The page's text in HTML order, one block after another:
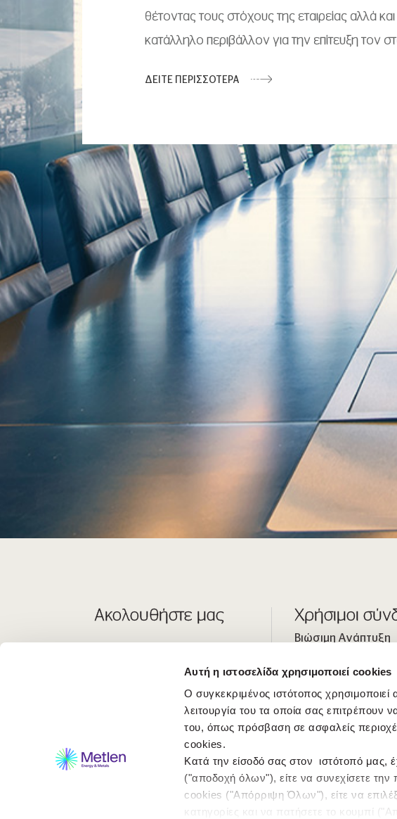
Αυτή η ιστοσελίδα χρησιμοποιεί cookies
Ο συγκεκριμένος ιστότοπος
λειτουργία του τα οποία σας επιτρέπουν
του, όπως πρόσβαση σε ασφαλείς
cookies.
Κατά την είσοδό σας στον ιστότοπό μας,
("αποδοχή όλων"), είτε να συνεχίσετε
cookies ("Απόρριψη Όλων"), είτε να
κατηγορίες και να πατήσετε το κουμπί
θέτοντας τους στόχους της εταιρείας αλλά
κατάλληλο περιβάλλον για την επίτευξη τον
ΔΕΙΤΕ ΠΕΡΙΣΣΟΤΕΡΑ
Ακολουθήστε μας Χρήσιμοι
Βιώσιμη Ανάπτυξη
Επενδυτικές
Κέντρο Τύπου